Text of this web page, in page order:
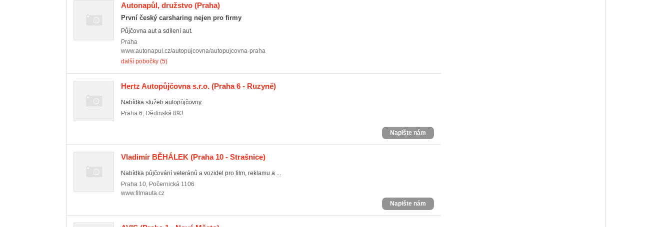
Autonapůl, družstvo (Praha)
První český carsharing nejen pro firmy
Půjčovna aut a sdílení aut.
Praha
www.autonapul.cz/autopujcovna/autopujcovna-praha
další pobočky (5)
Hertz Autopůjčovna s.r.o. (Praha 6 - Ruzyně)
Nabídka služeb autopůjčovny.
Praha 6, Dědinská 893
Napište nám
Vladimír BĚHÁLEK (Praha 10 - Strašnice)
Nabídka půjčování veteránů a vozidel pro film, reklamu a ...
Praha 10, Počernická 1106
www.filmauta.cz
Napište nám